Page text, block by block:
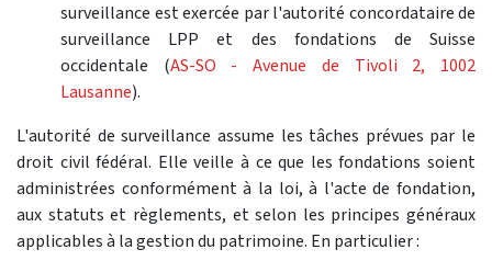
surveillance est exercée par l'autorité concordataire de
surveillance LPP et des fondations de Suisse
occidentale (AS-SO - Avenue de Tivoli 2, 1002
Lausanne).
L'autorité de surveillance assume les tâches prévues par le
droit civil fédéral. Elle veille à ce que les fondations soient
administrées conformément à la loi, à l'acte de fondation,
aux statuts et règlements, et selon les principes généraux
applicables à la gestion du patrimoine. En particulier :